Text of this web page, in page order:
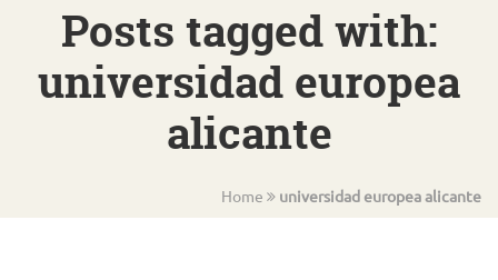
Posts tagged with:
universidad europea
alicante
Home universidad europea alicante